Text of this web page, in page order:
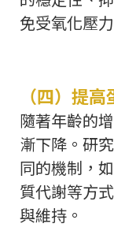
免受氧化壓
（四）提
隨著年齡的
漸下降。研
同的機制，
質代謝等方
與維持。